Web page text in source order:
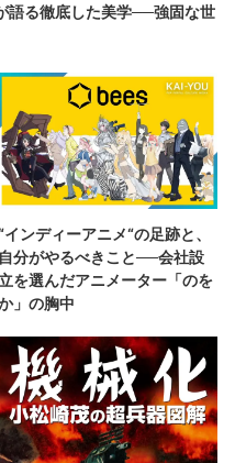
る徹底した美学──強固な世
インディーアニメ“の足跡と、
自分がやるべきこと──会社設
を選んだアニメーター「のを
」の胸中